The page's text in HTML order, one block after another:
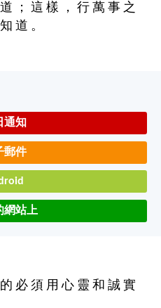
； 這 樣 ， 行 萬 事 之
道 。
通知
郵件
網站上
必 須 用 心 靈 和 誠 實